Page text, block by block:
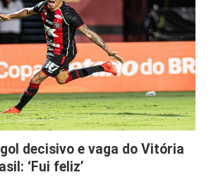
decisivo e vaga do Vitória
‘Fui feliz’